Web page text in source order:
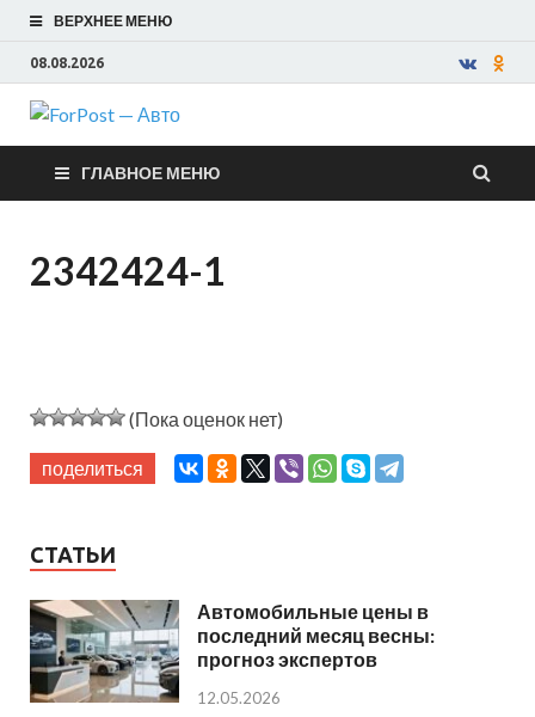
ВЕРХНЕЕ МЕНЮ
08.08.2026
ForPost —
Авто
ГЛАВНОЕ МЕНЮ
2342424-1
(Пока оценок нет)
поделиться
СТАТЬИ
Автомобильные цены в
последний месяц весны:
прогноз экспертов
12.05.2026